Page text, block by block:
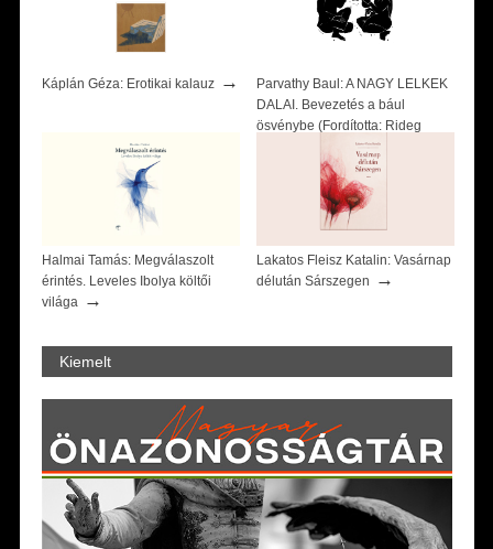
Káplán Géza: Erotikai kalauz→
Parvathy Baul: A NAGY LELKEK
DALAI. Bevezetés a bául
ösvénybe (Fordította: Rideg
Halmai Tamás: Megválaszolt
érintés. Leveles Ibolya költői
világa→
Lakatos Fleisz Katalin: Vasárnap
délután Sárszegen
→
Kiemelt